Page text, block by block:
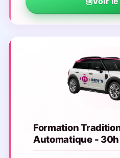
Formation
Automatique - 30h